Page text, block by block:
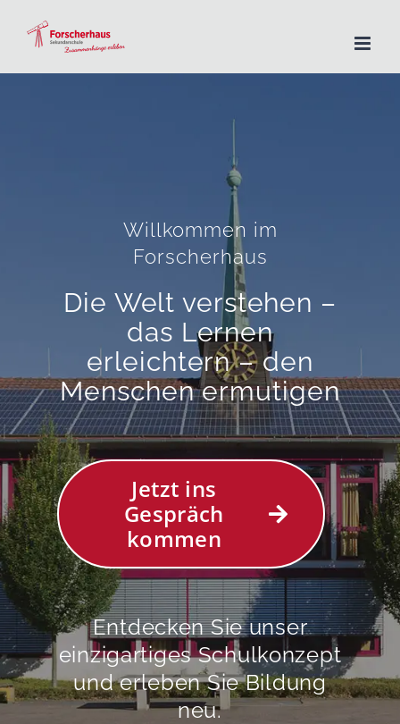
Inhalt
Willkommen im
Forscherhaus
Die Welt verstehen –
das Lernen
erleichtern – den
Menschen ermutigen
Jetzt ins
Gespräch
kommen
Entdecken Sie unser
einzigartiges Schulkonzept
und erleben Sie Bildung
neu.